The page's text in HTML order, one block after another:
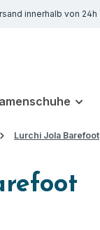
innerhalb von 24h
Lurchi Jola Barefoot